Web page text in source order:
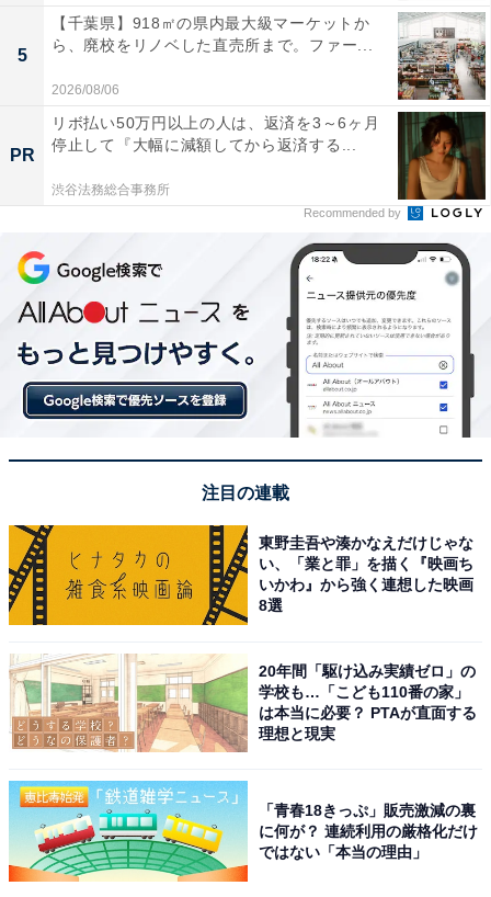
5
【千葉県】918㎡の県内最大級マーケットか
ら、廃校をリノベした直売所まで。ファー...
2026/08/06
PR
リボ払い50万円以上の人は、返済を3～6ヶ月
停止して『大幅に減額してから返済する...
渋谷法務総合事務所
Recommended by
注目の連載
東野圭吾や湊かなえだけじゃな
い、「業と罪」を描く『映画ち
いかわ』から強く連想した映画
8選
20年間「駆け込み実績ゼロ」の
学校も…「こども110番の家」
は本当に必要？ PTAが直面する
理想と現実
「青春18きっぷ」販売激減の裏
に何が？ 連続利用の厳格化だけ
ではない「本当の理由」